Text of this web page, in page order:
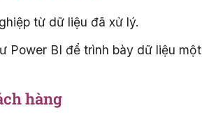
từ dữ liệu đã xử lý.
Power BI để trình bày dữ liệu một
hàng